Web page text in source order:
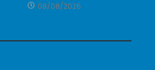
08/08/2026